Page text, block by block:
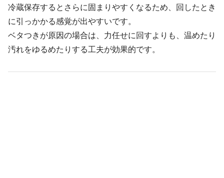
冷蔵保存するとさらに固まりやすくなるため、回したとき
に引っかかる感覚が出やすいです。
ベタつきが原因の場合は、力任せに回すよりも、温めたり
汚れをゆるめたりする工夫が効果的です。